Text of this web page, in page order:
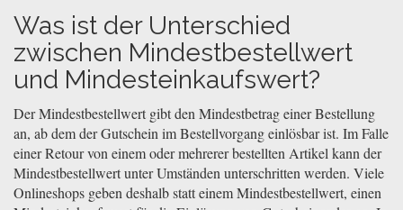
Was ist der Unterschied
zwischen Mindestbestellwert
und Mindesteinkaufswert?
Der Mindestbestellwert gibt den Mindestbetrag einer Bestellung
an, ab dem der Gutschein im Bestellvorgang einlösbar ist. Im Falle
einer Retour von einem oder mehrerer bestellten Artikel kann der
Mindestbestellwert unter Umständen unterschritten werden. Viele
Onlineshops geben deshalb statt einem Mindestbestellwert, einen